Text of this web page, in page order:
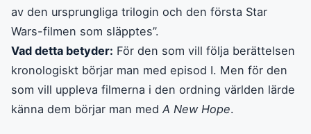
av den ursprungliga trilogin och den första Star
Wars-filmen som släpptes”.
Vad detta betyder: För den som vill följa berättelsen
kronologiskt börjar man med episod I. Men för den
som vill uppleva filmerna i den ordning världen lärde
känna dem börjar man med A New Hope.